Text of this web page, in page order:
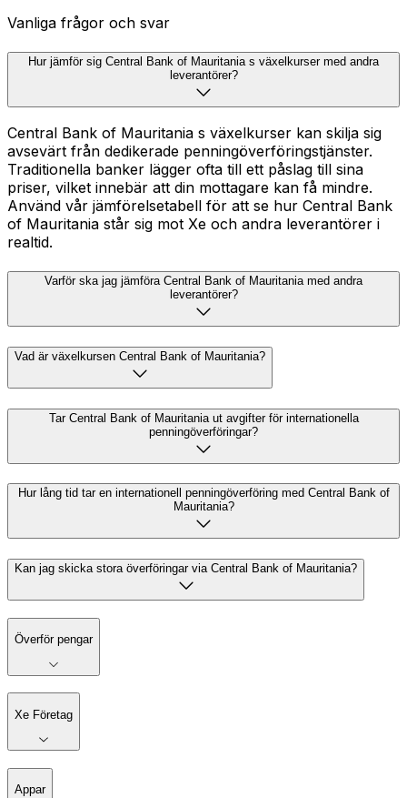
Vanliga frågor och svar
Hur jämför sig Central Bank of Mauritania s växelkurser med andra
leverantörer?
Central Bank of Mauritania s växelkurser kan skilja sig
avsevärt från dedikerade penningöverföringstjänster.
Traditionella banker lägger ofta till ett påslag till sina
priser, vilket innebär att din mottagare kan få mindre.
Använd vår jämförelsetabell för att se hur Central Bank
of Mauritania står sig mot Xe och andra leverantörer i
realtid.
Varför ska jag jämföra Central Bank of Mauritania med andra
leverantörer?
Vad är växelkursen Central Bank of Mauritania?
Tar Central Bank of Mauritania ut avgifter för internationella
penningöverföringar?
Hur lång tid tar en internationell penningöverföring med Central Bank of
Mauritania?
Kan jag skicka stora överföringar via Central Bank of Mauritania?
Överför pengar
Xe Företag
Appar